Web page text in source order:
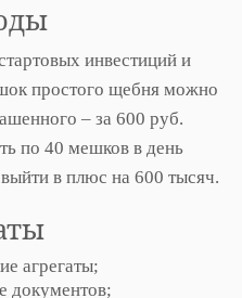
инвестиций и
простого щебня можно
– за 600 руб.
по 40 мешков в день
в плюс на 600 тысяч.
агрегаты;
документов;